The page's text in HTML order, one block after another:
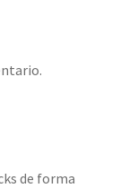
de forma